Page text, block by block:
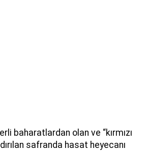
baharatlardan olan ve “kırmızı
safranda hasat heyecanı